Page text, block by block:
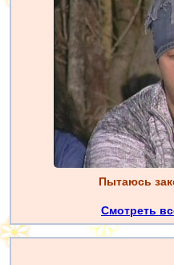
Пытаюсь
Смотреть